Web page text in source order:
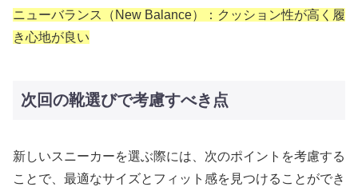
ニューバランス（New Balance）：クッション性が高く履
き心地が良い
次回の靴選びで考慮すべき点
新しいスニーカーを選ぶ際には、次のポイントを考慮する
ことで、最適なサイズとフィット感を見つけることができ